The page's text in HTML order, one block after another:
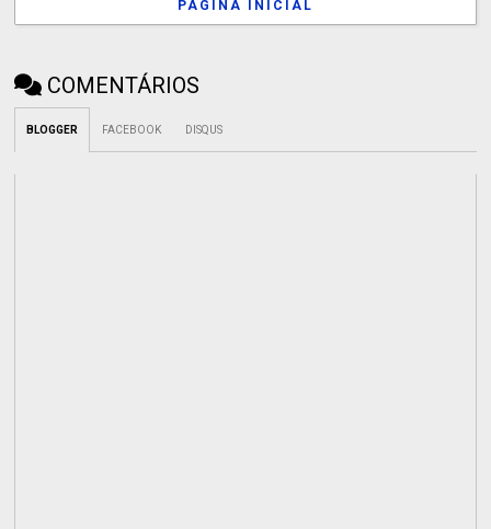
PÁGINA INICIAL
COMENTÁRIOS
BLOGGER FACEBOOK DISQUS